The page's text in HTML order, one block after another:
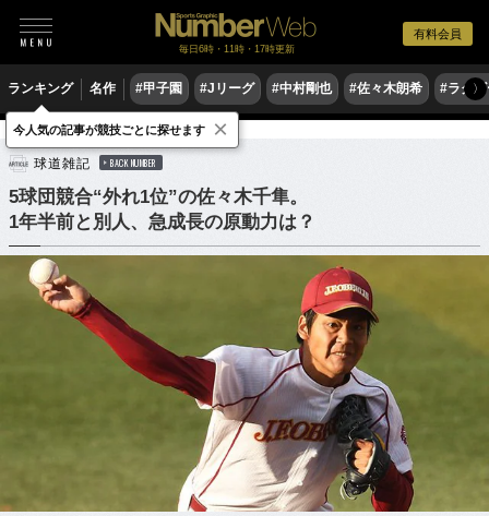
有料会員
毎日6時・11時・17時更新
ランキング 名作 #甲子園 #Jリーグ #中村剛也 #佐々木朗希 #ラグ〉
野球 プロ野球 ドラフト会議
球道雑記 BACK NUMBER
5球団競合“外れ1位”の佐々木千隼。
1年半前と別人、急成長の原動力は？
今人気の記事が競技ごとに探せます ×